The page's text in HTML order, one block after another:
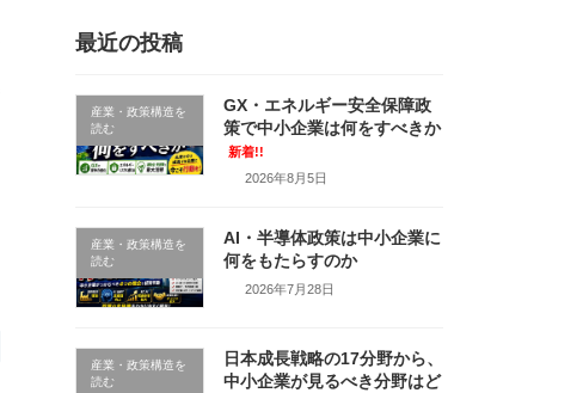
最近の投稿
産業・政策構造を
読む
GX・エネルギー安全保障政
策で中小企業は何をすべきか
新着!!
2026年8月5日
産業・政策構造を
読む
AI・半導体政策は中小企業に
何をもたらすのか
2026年7月28日
産業・政策構造を
読む
日本成長戦略の17分野から、
中小企業が見るべき分野はど